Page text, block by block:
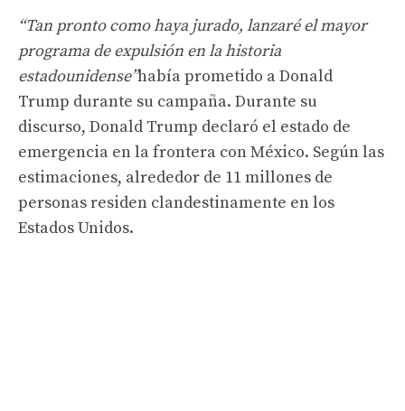
“Tan pronto como haya jurado, lanzaré el mayor
programa de expulsión en la historia
estadounidense”había prometido a Donald
Trump durante su campaña. Durante su
discurso, Donald Trump declaró el estado de
emergencia en la frontera con México. Según las
estimaciones, alrededor de 11 millones de
personas residen clandestinamente en los
Estados Unidos.